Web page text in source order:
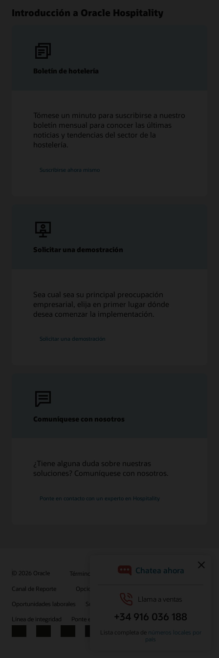
Introducción a Oracle Hospitality
Boletín de hotelería
Tómese un minuto para suscribirse a nuestro
boletín mensual para conocer las últimas
noticias y tendencias del sector de la
hostelería.
Suscribirse ahora mismo
Solicitar una demostración
Sea cual sea su principal preocupación
empresarial, elija en primer lugar dónde
desea comenzar la implementación.
Solicitar una demostración
Comuníquese con nosotros
¿Tiene alguna duda sobre nuestras
soluciones? Comuníquese con nosotros.
Ponte en contacto con un experto en Hospitality
© 2026 Oracle
Términos de uso y privacidad
Canal de Reporte
Opciones de publicidad
Oportunidades laborales
Suscríbete para recibir correos electrónicos
Línea de integridad
Ponte en contacto con nosotros
Facebook
X LinkedInYouTube